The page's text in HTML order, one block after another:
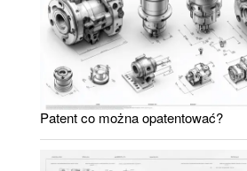
Patent co można opatentować?